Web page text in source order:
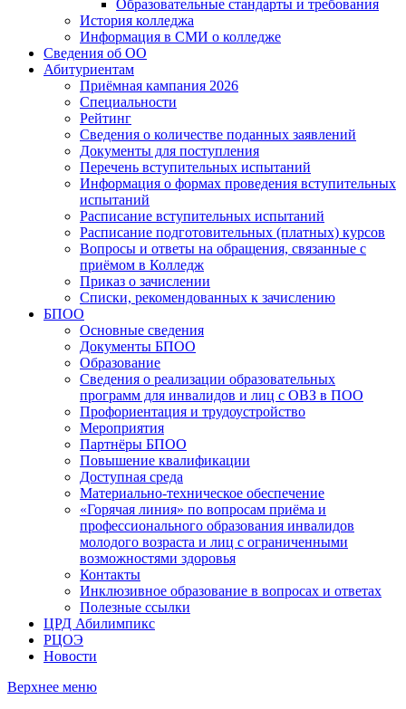
Образовательные стандарты и требования
История колледжа
Информация в СМИ о колледже
Сведения об ОО
Абитуриентам
Приёмная кампания 2026
Специальности
Рейтинг
Сведения о количестве поданных заявлений
Документы для поступления
Перечень вступительных испытаний
Информация о формах проведения вступительных
испытаний
Расписание вступительных испытаний
Расписание подготовительных (платных) курсов
Вопросы и ответы на обращения, связанные с
приёмом в Колледж
Приказ о зачислении
Списки, рекомендованных к зачислению
БПОО
Основные сведения
Документы БПОО
Образование
Сведения о реализации образовательных
программ для инвалидов и лиц с ОВЗ в ПОО
Профориентация и трудоустройство
Мероприятия
Партнёры БПОО
Повышение квалификации
Доступная среда
Материально-техническое обеспечение
«Горячая линия» по вопросам приёма и
профессионального образования инвалидов
молодого возраста и лиц с ограниченными
возможностями здоровья
Контакты
Инклюзивное образование в вопросах и ответах
Полезные ссылки
ЦРД Абилимпикс
РЦОЭ
Новости
Верхнее меню